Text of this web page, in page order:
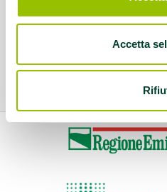
Accetta